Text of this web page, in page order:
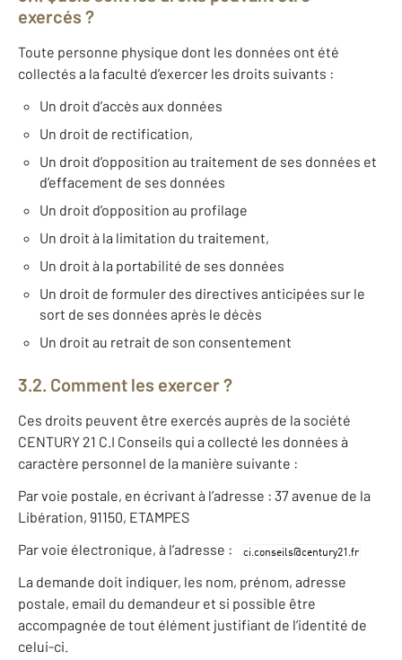
exercés ?
Toute personne physique dont les données ont été
collectés a la faculté d’exercer les droits suivants :
Un droit d’accès aux données
Un droit de rectification,
Un droit d’opposition au traitement de ses données et
d’effacement de ses données
Un droit d’opposition au profilage
Un droit à la limitation du traitement,
Un droit à la portabilité de ses données
Un droit de formuler des directives anticipées sur le
sort de ses données après le décès
Un droit au retrait de son consentement
3.2. Comment les exercer ?
Ces droits peuvent être exercés auprès de la société
CENTURY 21 C.I Conseils qui a collecté les données à
caractère personnel de la manière suivante :
Par voie postale, en écrivant à l’adresse : 37 avenue de la
Libération, 91150, ETAMPES
Par voie électronique, à l’adresse :
La demande doit indiquer, les nom, prénom, adresse
postale, email du demandeur et si possible être
accompagnée de tout élément justifiant de l’identité de
celui-ci.